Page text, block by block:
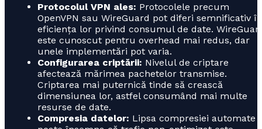
Protocolul VPN ales: Protocolele precum
OpenVPN sau WireGuard pot diferi semnificativ în
eficiența lor privind consumul de date.
este cunoscut pentru overhead mai redus, dar
unele implementări pot varia.
Configurarea criptării: Nivelul de criptare
afectează mărimea pachetelor transmise.
Criptarea mai puternică tinde să crească
dimensiunea lor, astfel consumând mai multe
resurse de date.
Compresia datelor: Lipsa compresiei automate